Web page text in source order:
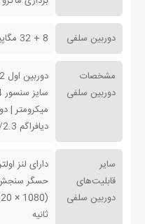
دوربین سلفی 8 + 32 مگاپیکسل
مشخصات
دوربین سلفی
دیافراگم f/2.3
سایر
قابلیت‌های
دوربین سلفی
حسگر سنجش
ثانیه